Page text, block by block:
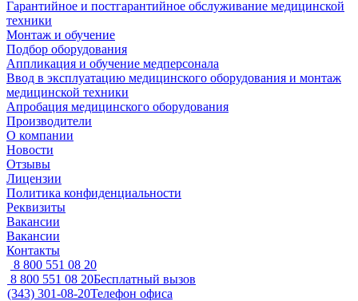
Гарантийное и постгарантийное обслуживание медицинской
техники
Монтаж и обучение
Подбор оборудования
Аппликация и обучение медперсонала
Ввод в эксплуатацию медицинского оборудования и монтаж
медицинской техники
Апробация медицинского оборудования
Производители
О компании
Новости
Отзывы
Лицензии
Политика конфиденциальности
Реквизиты
Вакансии
Вакансии
Контакты
8 800 551 08 20
8 800 551 08 20Бесплатный вызов
(343) 301-08-20Телефон офиса